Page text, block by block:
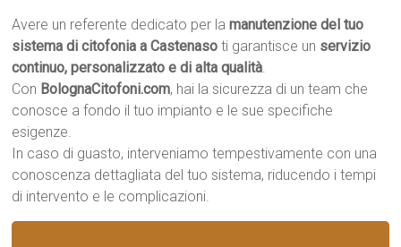
Avere un referente dedicato per lamanutenzione del tuo
sistema di citofonia a Castenaso ti garantisce un servizio
continuo, personalizzato e di alta qualità.
Con BolognaCitofoni.com, hai la sicurezza di un team che
conosce a fondo il tuo impianto e le sue specifiche
esigenze.
In caso di guasto, interveniamo tempestivamente con una
conoscenza dettagliata del tuo sistema, riducendo i tempi
di intervento e le complicazioni.